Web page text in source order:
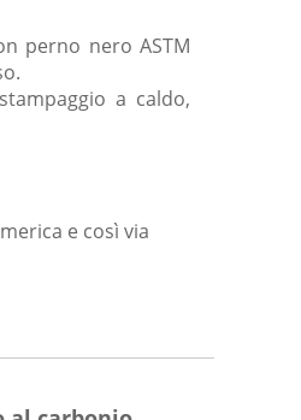
perno nero ASTM
a caldo,
e così via